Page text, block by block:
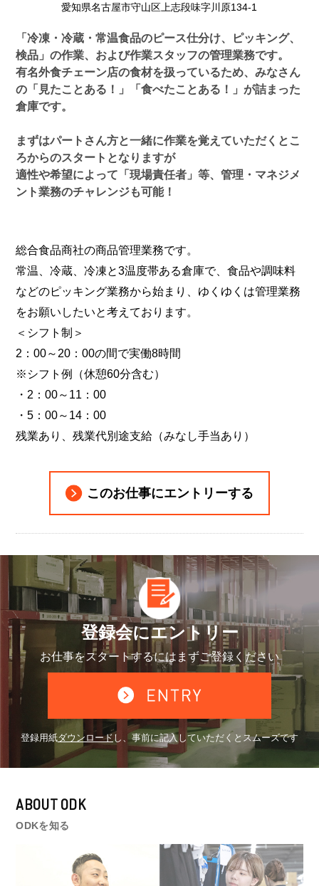
愛知県名古屋市守山区上志段味字川原134-1
「冷凍・冷蔵・常温食品のピース仕分け、ピッキング、
検品」の作業、および作業スタッフの管理業務です。
有名外食チェーン店の食材を扱っているため、みなさん
の「見たことある！」「食べたことある！」が詰まった
倉庫です。
まずはパートさん方と一緒に作業を覚えていただくとこ
ろからのスタートとなりますが
適性や希望によって「現場責任者」等、管理・マネジメ
ント業務のチャレンジも可能！
総合食品商社の商品管理業務です。
常温、冷蔵、冷凍と3温度帯ある倉庫で、食品や調味料
などのピッキング業務から始まり、ゆくゆくは管理業務
をお願いしたいと考えております。
＜シフト制＞
2：00～20：00の間で実働8時間
※シフト例（休憩60分含む）
・2：00～11：00
・5：00～14：00
残業あり、残業代別途支給（みなし手当あり）
このお仕事にエントリーする
登録会にエントリー
お仕事をスタートするには まずご登録ください
登録用紙ダウンロード し、 事前に記入していただくとスムーズです
ABOUT ODK
ODKを知る